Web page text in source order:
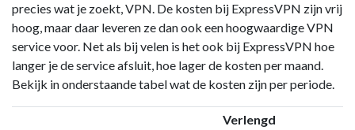
precies wat je zoekt, VPN. De kosten bij ExpressVPN zijn vrij
hoog, maar daar leveren ze dan ook een hoogwaardige VPN
service voor. Net als bij velen is het ook bij ExpressVPN hoe
langer je de service afsluit, hoe lager de kosten per maand.
Bekijk in onderstaande tabel wat de kosten zijn per periode.
Verlengd